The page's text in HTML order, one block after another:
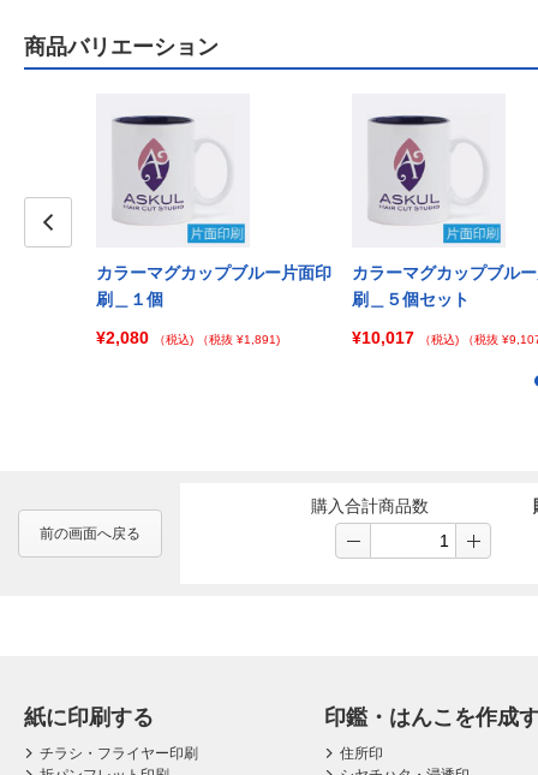
商品バリエーション
カラーマグカップブルー片面印
刷＿１個
¥2,080
（税込) （税抜 ¥1,891)
カラーマグカップブル
刷＿５個セット
¥10,017
（税込) （税抜
前の画面へ戻る
購入合計商品数
紙に印刷する
チラシ・フライヤー印刷
印鑑・はんこを作成
住所印